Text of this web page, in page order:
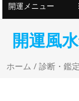
ッ
開運メニュー
開運風
ホーム /診断・鑑